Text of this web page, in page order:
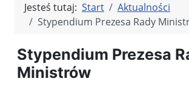
Jesteś tutaj: Start
Aktualności
Stypendium Prezesa Rady
Stypendium Prezesa
Ministrów